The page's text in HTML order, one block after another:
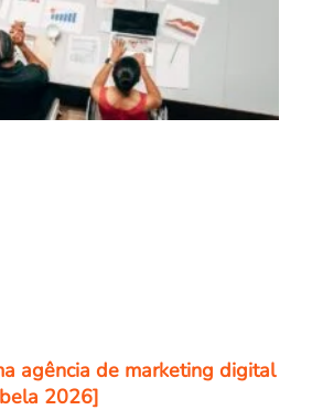
agência de marketing digital
2026]